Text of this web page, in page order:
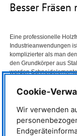
Besser
Eine professionelle
Industrieanwendungen
komplizierter als man
den Grundkörper aus
werden
zementiertem Carbid
Werkzeuge mit
Auf der Suche nach
Cookie-
Wir verwenden